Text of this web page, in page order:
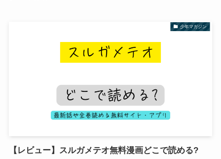
少年マガジン
【レビュー】スルガメテオ無料漫画どこで読める?